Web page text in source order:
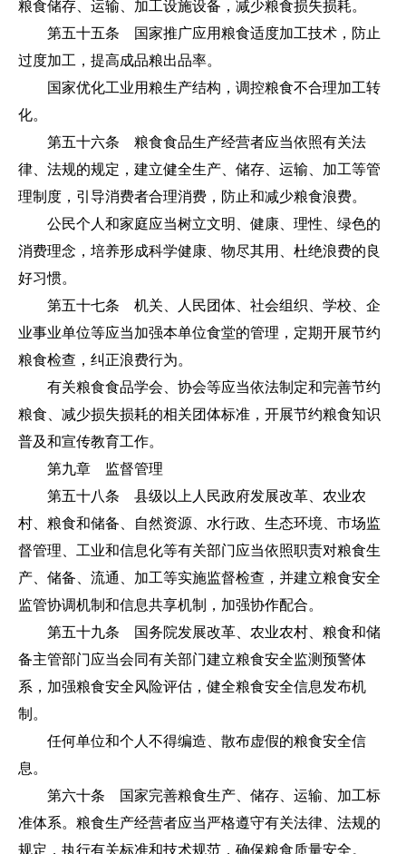
粮食储存、运输、加工设施设备，减少粮食损失损耗。
第五十五条 国家推广应用粮食适度加工技术，防止
过度加工，提高成品粮出品率。
国家优化工业用粮生产结构，调控粮食不合理加工转
化。
第五十六条 粮食食品生产经营者应当依照有关法
律、法规的规定，建立健全生产、储存、运输、加工等管
理制度，引导消费者合理消费，防止和减少粮食浪费。
公民个人和家庭应当树立文明、健康、理性、绿色的
消费理念，培养形成科学健康、物尽其用、杜绝浪费的良
好习惯。
第五十七条 机关、人民团体、社会组织、学校、企
业事业单位等应当加强本单位食堂的管理，定期开展节约
粮食检查，纠正浪费行为。
有关粮食食品学会、协会等应当依法制定和完善节约
粮食、减少损失损耗的相关团体标准，开展节约粮食知识
普及和宣传教育工作。
第九章 监督管理
第五十八条 县级以上人民政府发展改革、农业农
村、粮食和储备、自然资源、水行政、生态环境、市场监
督管理、工业和信息化等有关部门应当依照职责对粮食生
产、储备、流通、加工等实施监督检查，并建立粮食安全
监管协调机制和信息共享机制，加强协作配合。
第五十九条 国务院发展改革、农业农村、粮食和储
备主管部门应当会同有关部门建立粮食安全监测预警体
系，加强粮食安全风险评估，健全粮食安全信息发布机
制。
任何单位和个人不得编造、散布虚假的粮食安全信
息。
第六十条 国家完善粮食生产、储存、运输、加工标
准体系。粮食生产经营者应当严格遵守有关法律、法规的
规定，执行有关标准和技术规范，确保粮食质量安全。